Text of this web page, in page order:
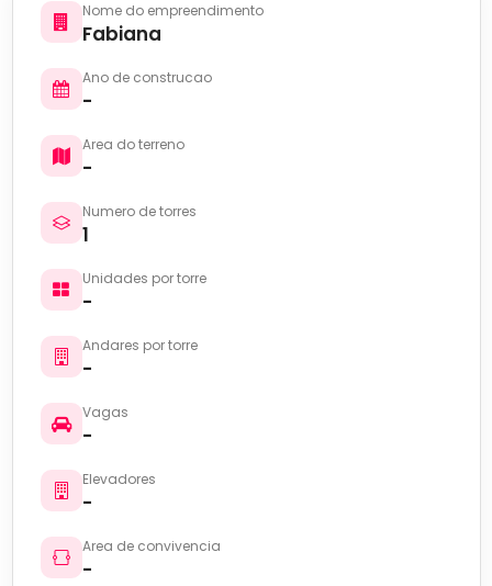
Nome do empreendimento
Fabiana
Ano de construcao
-
Area do terreno
-
Numero de torres
1
Unidades por torre
-
Andares por torre
-
Vagas
-
Elevadores
-
Area de convivencia
-